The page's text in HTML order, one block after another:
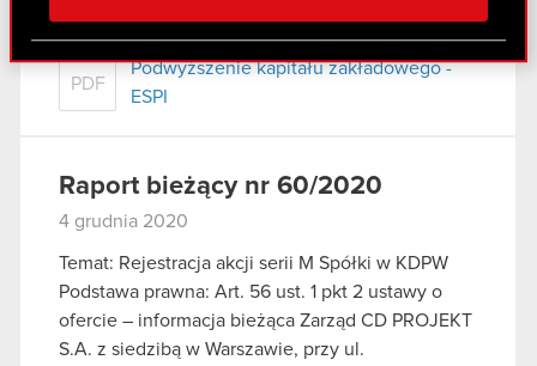
Partnerzy mogą połączyć te informacje z innymi
danymi otrzymanymi od Ciebie lub uzyskanymi
podczas korzystania z ich usług. Kontynuując
Czytaj dalej
PDF
Podwyższenie kapitału zakładowego -
ESPI
Raport bieżący nr 60/2020
4 grudnia 2020
Temat: Rejestracja akcji serii M Spółki w KDPW
Podstawa prawna: Art. 56 ust. 1 pkt 2 ustawy o
ofercie – informacja bieżąca Zarząd CD PROJEKT
S.A. z siedzibą w Warszawie, przy ul.